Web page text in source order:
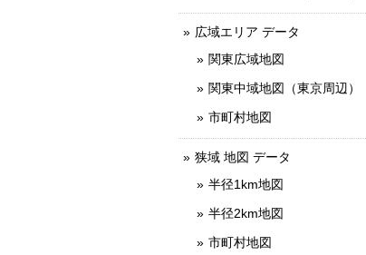
広域エリア データ
関東広域地図
関東中域地図（東京周辺）
市町村地図
狭域 地図 データ
半径1km地図
半径2km地図
市町村地図